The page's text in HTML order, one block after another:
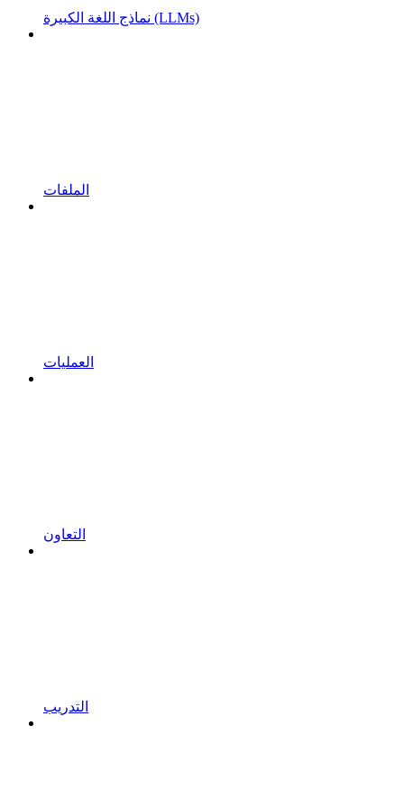
نماذج اللغة الكبيرة (LLMs)
الملفات
العمليات
التعاون
التدريب